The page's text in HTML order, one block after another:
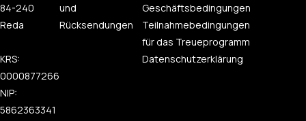
84-240
Reda
KRS:
0000877266
NIP:
5862363341
und
Rücksendungen
Geschäftsbedingungen
Teilnahmebedingungen
für das Treueprogramm
Datenschutzerklärung